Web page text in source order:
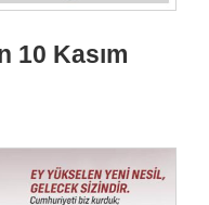
10 Kasım